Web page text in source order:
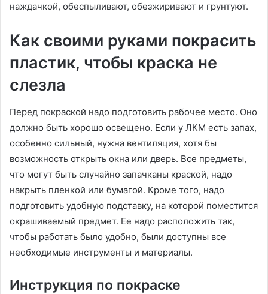
наждачкой, обеспыливают, обезжиривают и грунтуют.
Как своими руками покрасить
пластик, чтобы краска не
слезла
Перед покраской надо подготовить рабочее место. Оно
должно быть хорошо освещено. Если у ЛКМ есть запах,
особенно сильный, нужна вентиляция, хотя бы
возможность открыть окна или дверь. Все предметы,
что могут быть случайно запачканы краской, надо
накрыть пленкой или бумагой. Кроме того, надо
подготовить удобную подставку, на которой поместится
окрашиваемый предмет. Ее надо расположить так,
чтобы работать было удобно, были доступны все
необходимые инструменты и материалы.
Инструкция по покраске